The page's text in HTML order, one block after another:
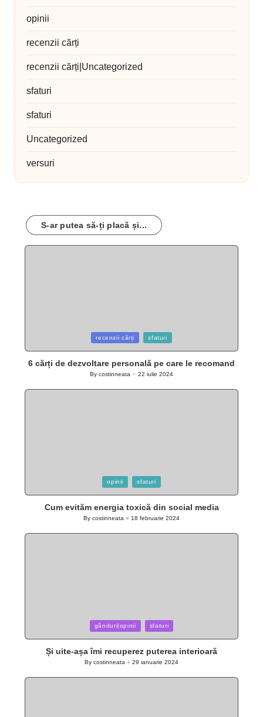
opinii
recenzii cărți
recenzii cărți|Uncategorized
sfaturi
sfaturi
Uncategorized
versuri
S-ar putea să-ți placă și...
in
recenzii cărți sfaturi
6 cărți de dezvoltare personală pe care le recomand
Posted
Bycostinneata 22 iulie 2024
in
opinii sfaturi
Cum evităm energia toxică din social media
Posted
By costinneata 18 februarie 2024
in
gânduri|opinii sfaturi
Și uite-așa îmi recuperez puterea interioară
Posted
By costinneata 29 ianuarie 2024